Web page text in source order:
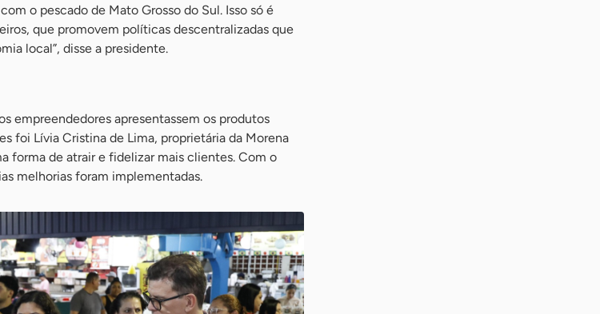
o pescado de Mato Grosso do Sul. Isso só é
que promovem políticas descentralizadas que
local”, disse a presidente.
empreendedores apresentassem os produtos
foi Lívia Cristina de Lima, proprietária da Morena
forma de atrair e fidelizar mais clientes. Com o
melhorias foram implementadas.